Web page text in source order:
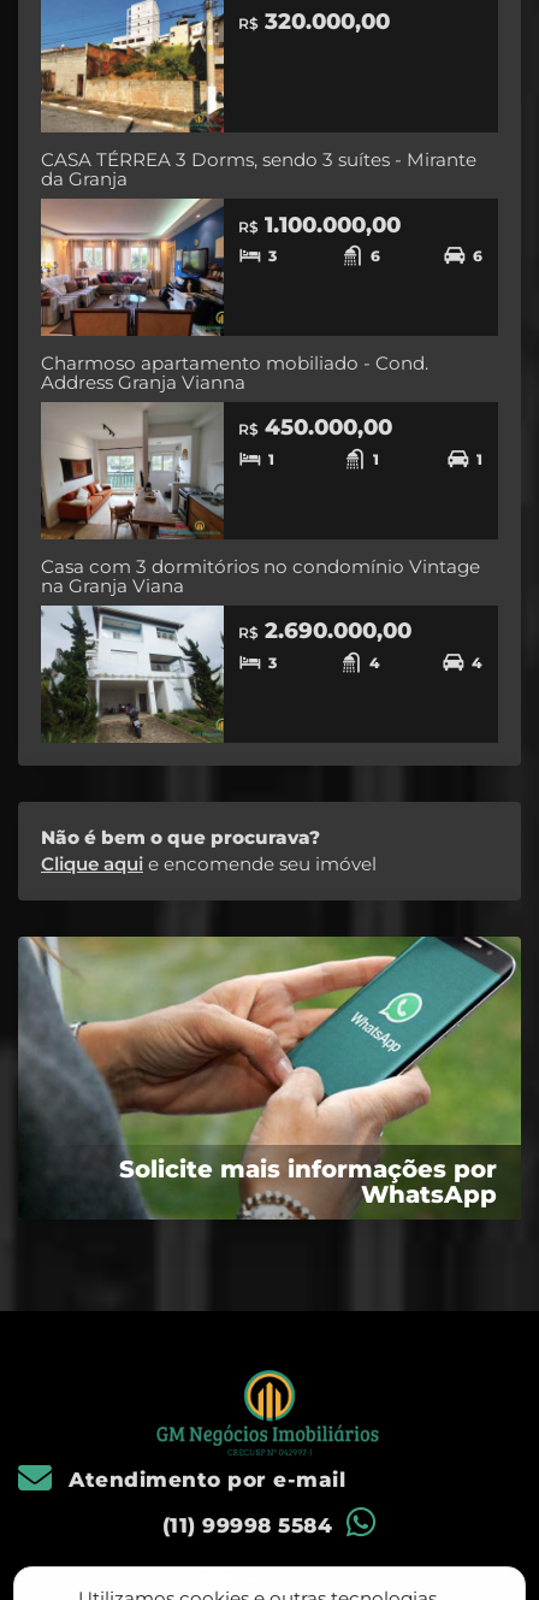
R$ 320.000,00
CASA TÉRREA 3 Dorms, sendo 3 suítes - Mirante
da Granja
R$ 1.100.000,00
3 6 6
Charmoso apartamento mobiliado - Cond.
Address Granja Vianna
R$ 450.000,00
1 1 1
Casa com 3 dormitórios no condomínio Vintage
na Granja Viana
R$ 2.690.000,00
3 4 4
Não é bem o que procurava?
Clique aqui e encomende seu imóvel
Solicite mais informações por
WhatsApp
Atendimento por e-mail
(11) 99998 5584